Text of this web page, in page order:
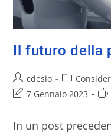
Il futuro della
cdesio
7 Gennaio 2023
In un post